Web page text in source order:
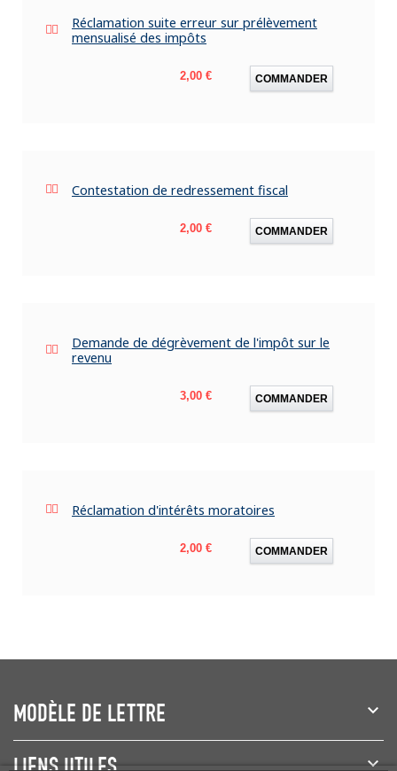
Réclamation suite erreur sur prélèvement
mensualisé des impôts
Prix
2,00 € COMMANDER
Contestation de redressement fiscal
Prix
2,00 € COMMANDER
Demande de dégrèvement de l'impôt sur le
revenu
Prix
3,00 € COMMANDER
Réclamation d'intérêts moratoires
Prix
2,00 € COMMANDER
MODÈLE DE LETTRE